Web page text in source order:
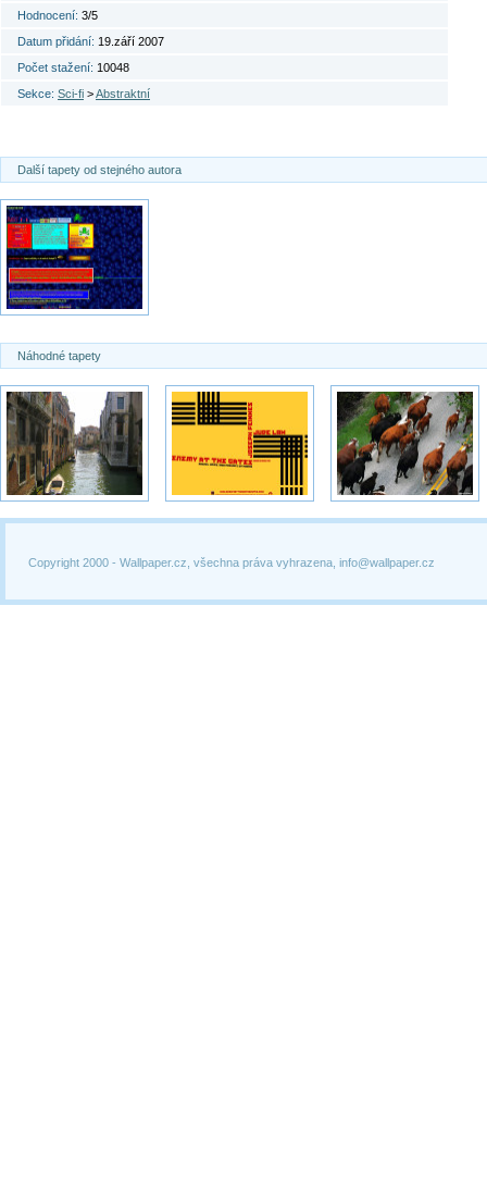
Hodnocení: 3/5
Datum přidání: 19.září 2007
Počet stažení: 10048
Sekce: Sci-fi >Abstraktní
Další tapety od stejného autora
Náhodné tapety
Copyright 2000 - Wallpaper.cz, všechna práva vyhrazena, info@wallpaper.cz